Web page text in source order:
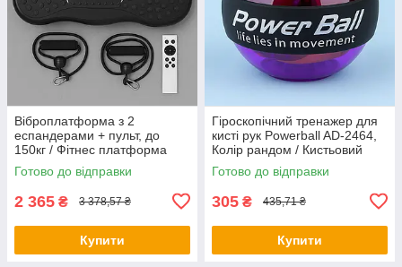
Віброплатформа з 2
еспандерами + пульт, до
150кг / Фітнес платформа
для вправ на все тіло
Готово до відправки
2 365 ₴ 3 378,57 ₴
Купити
Гіроскопічний тренажер для
кисті рук Powerball AD-2464,
Колір рандом / Кистьовий
еспандер / Гіроскопічний
еспандер
Готово до відправки
305 ₴ 435,71 ₴
Купити